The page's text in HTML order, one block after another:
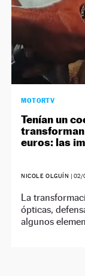
MOTORTV
Tenían un
transforman
euros: las
NICOLE OLGUÍN | 02/
La
ópticas,
algunos